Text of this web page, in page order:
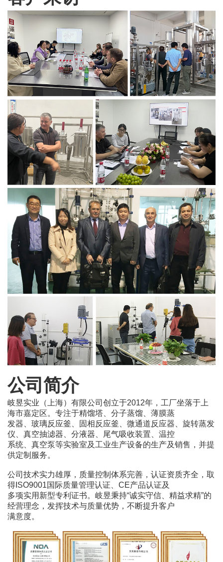
公司简介
岐昱实业（上海）有限公司创立于2012年，工厂坐落于上
海市嘉定区。专注于精馏塔、 分子蒸馏、薄膜蒸
发器、玻璃反应釜、固相反应釜、微通道反应器、旋转蒸发
仪、真空抽滤器、分液器、
尾气吸收装置、温控
系统、真空泵等实验室及工业生产设备的生产及销售，并提
供定制服务。
公司技术实力雄厚，质量控制体系完善，认证资质齐全，取
得ISO9001国际质量管理认证、CE产品认证及
多项实用新型专利证书。岐昱秉持“诚实守信、精益求精”的
经营理念，发挥技术与质量优势，不断提升客户
满意度。